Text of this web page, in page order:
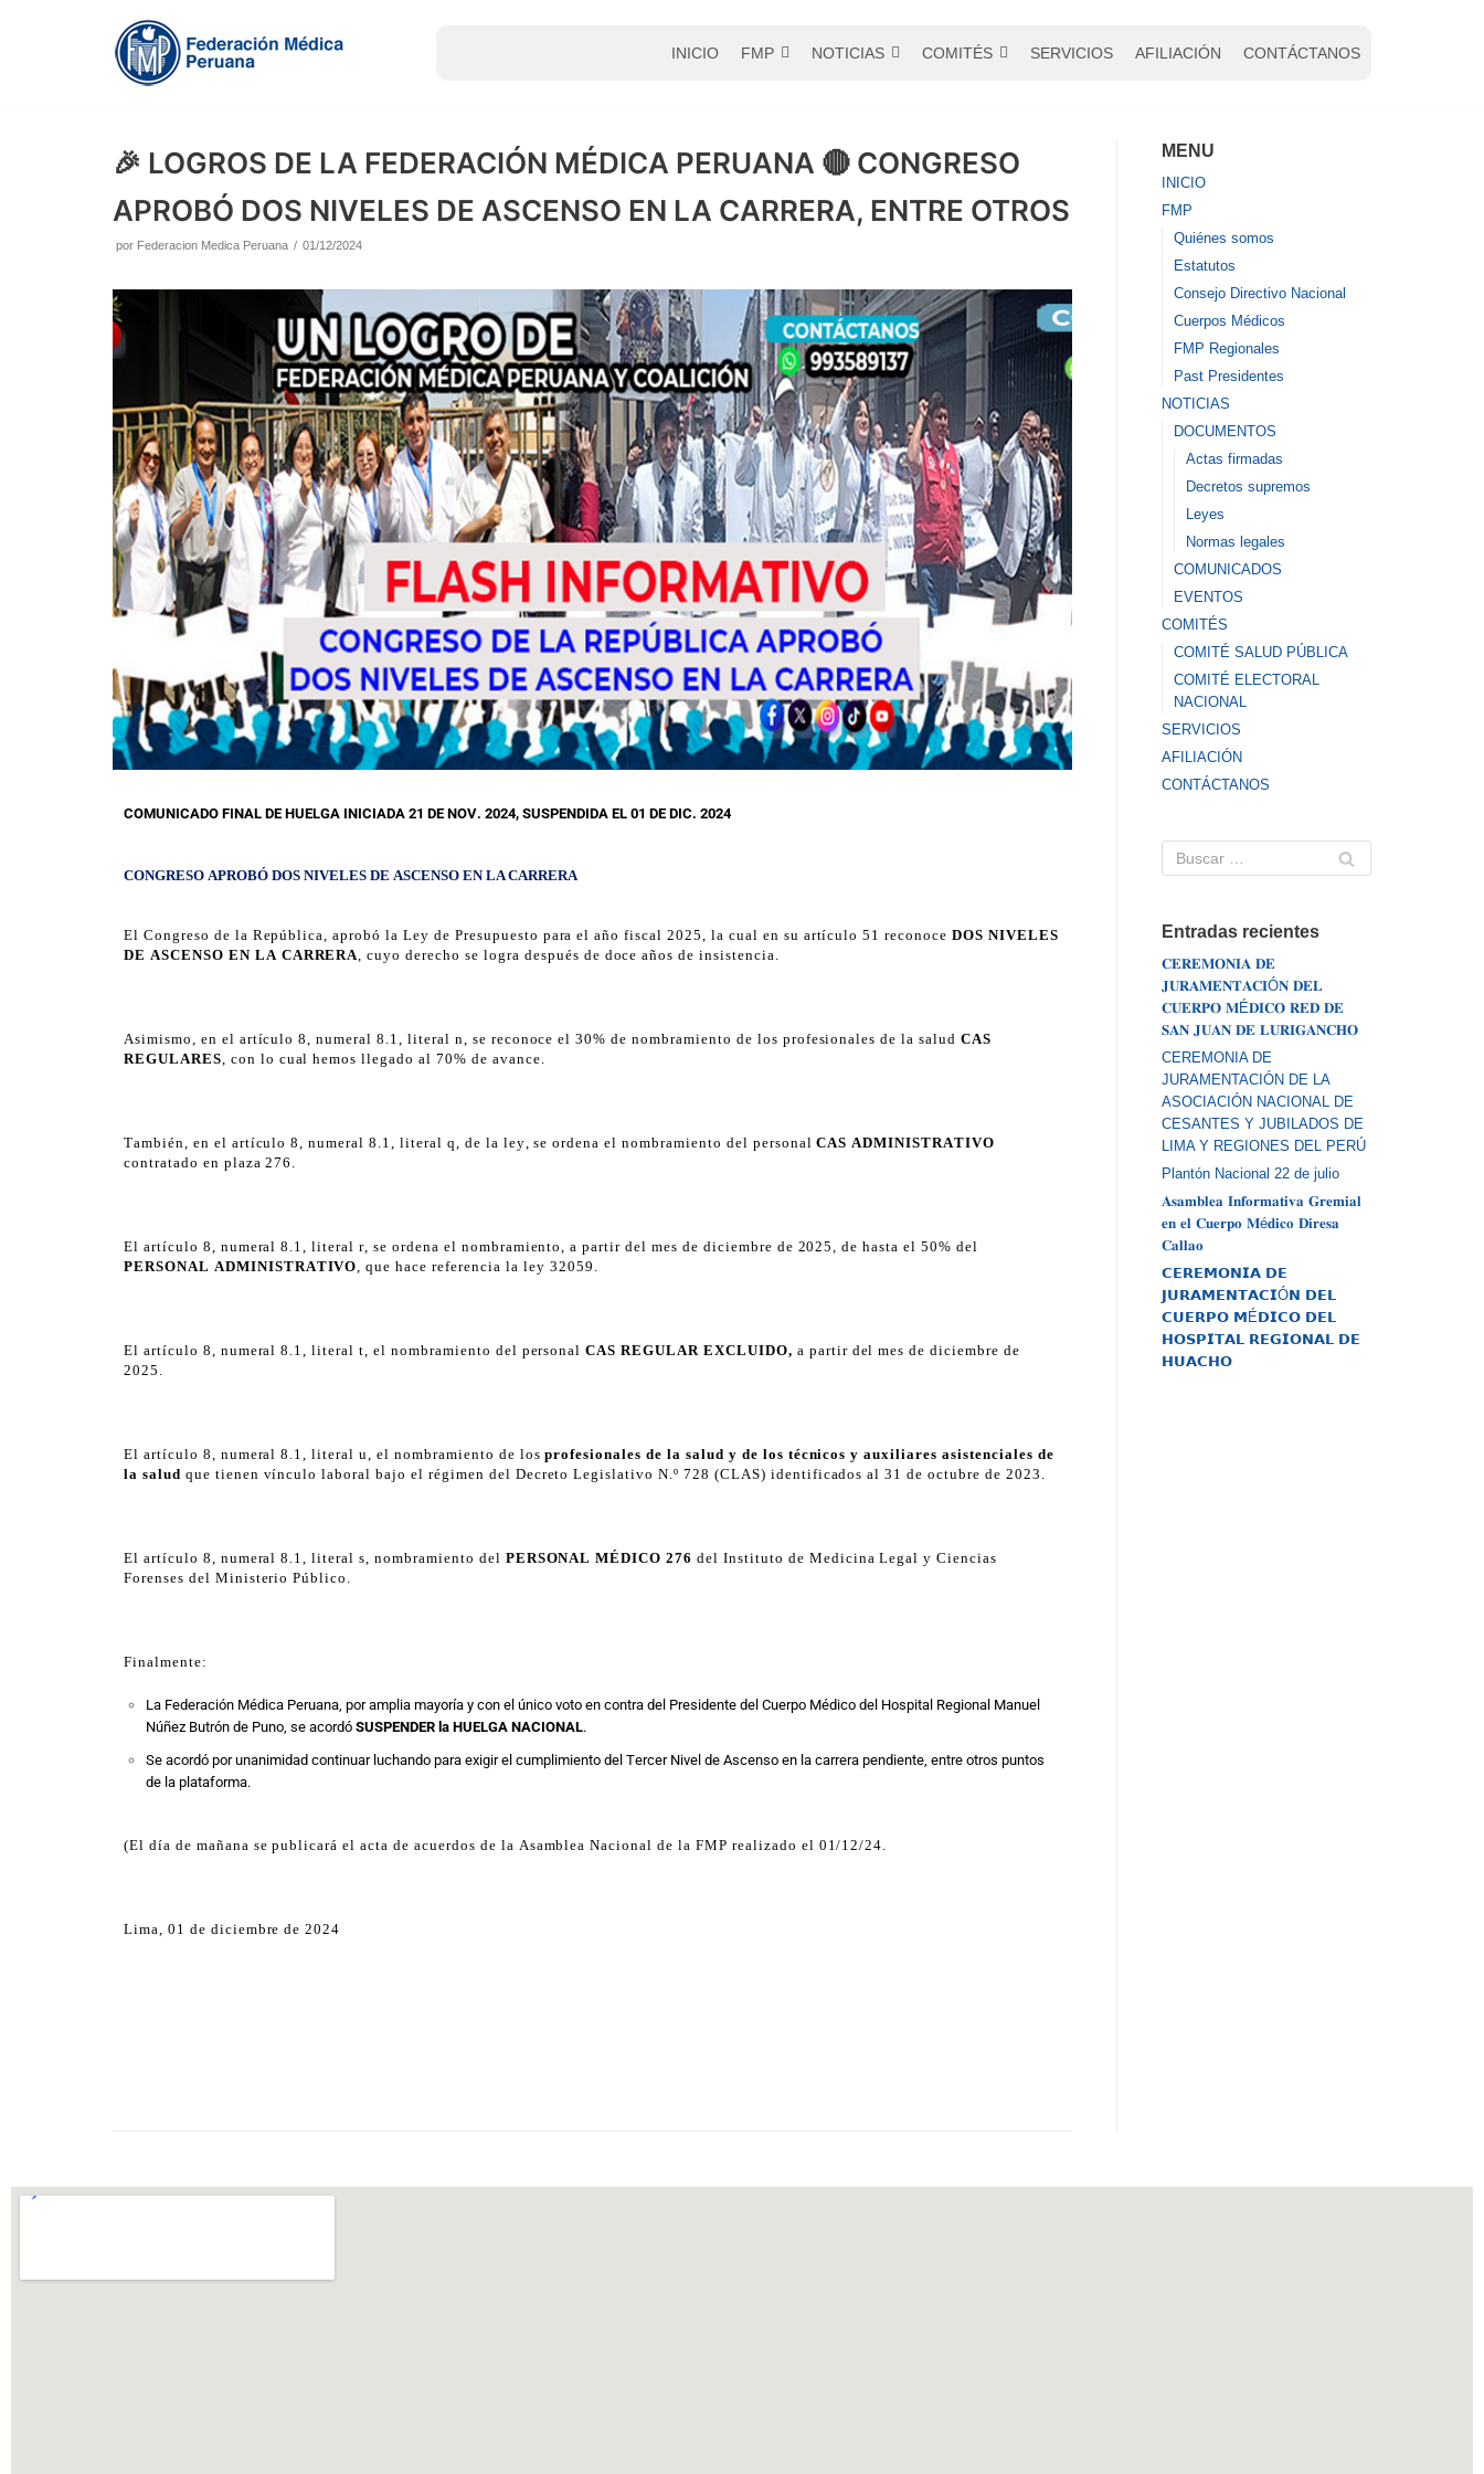
INICIO FMP NOTICIAS COMITÉS SERVICIOS AFILIACIÓN CONTÁCTANOS
🎉 LOGROS DE LA FEDERACIÓN MÉDICA PERUANA 🔴 CONGRESO
APROBÓ DOS NIVELES DE ASCENSO EN LA CARRERA, ENTRE OTROS
por Federacion Medica Peruana 01/12/2024
COMUNICADO FINAL DE HUELGA INICIADA 21 DE NOV. 2024, SUSPENDIDA EL 01 DE DIC. 2024
CONGRESO APROBÓ DOS NIVELES DE ASCENSO EN LA CARRERA
El Congreso de la República, aprobó la Ley de Presupuesto para el año fiscal 2025, la cual en su artículo 51 reconoceDOS NIVELES
DE ASCENSO EN LA CARRERA , cuyo derecho se logra después de doce años de insistencia.
Asimismo, en el artículo 8, numeral 8.1, literal n, se reconoce el 30% de nombramiento de los profesionales de la salud CAS
REGULARES , con lo cual hemos llegado al 70% de avance.
También, en el artículo 8, numeral 8.1, literal q, de la ley, se ordena el nombramiento del personalCAS ADMINISTRATIVO
contratado en plaza 276.
El artículo 8, numeral 8.1, literal r, se ordena el nombramiento, a partir del mes de diciembre de 2025, de hasta el 50% del
PERSONAL ADMINISTRATIVO , que hace referencia la ley 32059.
El artículo 8, numeral 8.1, literal t, el nombramiento del personalCAS REGULAR EXCLUIDO, a partir del mes de diciembre de
2025.
El artículo 8, numeral 8.1, literal u, el nombramiento de losprofesionales de la salud y de los técnicos y auxiliares asistenciales de
la salud que tienen vínculo laboral bajo el régimen del Decreto Legislativo N.º 728 (CLAS) identificados al 31 de octubre de 2023.
El artículo 8, numeral 8.1, literal s, nombramiento del PERSONAL MÉDICO 276 del Instituto de Medicina Legal y Ciencias
Forenses del Ministerio Público.
Finalmente:
La Federación Médica Peruana, por amplia mayoría y con el único voto en contra del Presidente del Cuerpo Médico del Hospital Regional Manuel
Núñez Butrón de Puno, se acordó SUSPENDER la HUELGA NACIONAL.
Se acordó por unanimidad continuar luchando para exigir el cumplimiento del Tercer Nivel de Ascenso en la carrera pendiente, entre otros puntos
de la plataforma.
(El día de mañana se publicará el acta de acuerdos de la Asamblea Nacional de la FMP realizado el 01/12/24.
Lima, 01 de diciembre de 2024
MENU
INICIO
FMP
Quiénes somos
Estatutos
Consejo Directivo Nacional
Cuerpos Médicos
FMP Regionales
Past Presidentes
NOTICIAS
DOCUMENTOS
Actas firmadas
Decretos supremos
Leyes
Normas legales
COMUNICADOS
EVENTOS
COMITÉS
COMITÉ SALUD PÚBLICA
COMITÉ ELECTORAL
NACIONAL
SERVICIOS
AFILIACIÓN
CONTÁCTANOS
Entradas recientes
𝐂𝐄𝐑𝐄𝐌𝐎𝐍𝐈𝐀 𝐃𝐄
𝐉𝐔𝐑𝐀𝐌𝐄𝐍𝐓𝐀𝐂𝐈Ó𝐍 𝐃𝐄𝐋
𝐂𝐔𝐄𝐑𝐏𝐎 𝐌É𝐃𝐈𝐂𝐎 𝐑𝐄𝐃 𝐃𝐄
𝐒𝐀𝐍 𝐉𝐔𝐀𝐍 𝐃𝐄 𝐋𝐔𝐑𝐈𝐆𝐀𝐍𝐂𝐇𝐎
CEREMONIA DE
JURAMENTACIÓN DE LA
ASOCIACIÓN NACIONAL DE
CESANTES Y JUBILADOS DE
LIMA Y REGIONES DEL PERÚ
Plantón Nacional 22 de julio
𝐀𝐬𝐚𝐦𝐛𝐥𝐞𝐚 𝐈𝐧𝐟𝐨𝐫𝐦𝐚𝐭𝐢𝐯𝐚 𝐆𝐫𝐞𝐦𝐢𝐚𝐥
𝐞𝐧 𝐞𝐥 𝐂𝐮𝐞𝐫𝐩𝐨 𝐌é𝐝𝐢𝐜𝐨 𝐃𝐢𝐫𝐞𝐬𝐚
𝐂𝐚𝐥𝐥𝐚𝐨
𝗖𝗘𝗥𝗘𝗠𝗢𝗡𝗜𝗔 𝗗𝗘
𝗝𝗨𝗥𝗔𝗠𝗘𝗡𝗧𝗔𝗖𝗜Ó𝗡 𝗗𝗘𝗟
𝗖𝗨𝗘𝗥𝗣𝗢 𝗠É𝗗𝗜𝗖𝗢 𝗗𝗘𝗟
𝗛𝗢𝗦𝗣𝗜𝗧𝗔𝗟 𝗥𝗘𝗚𝗜𝗢𝗡𝗔𝗟 𝗗𝗘
𝗛𝗨𝗔𝗖𝗛𝗢